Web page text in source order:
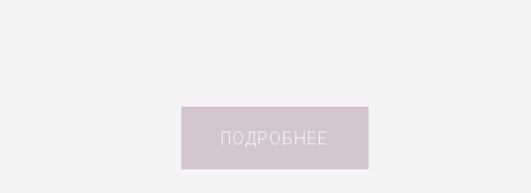
ПОДРОБНЕЕ